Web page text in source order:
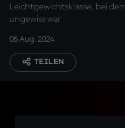
Leichtgewichtsklasse, bei
ungewiss war
05 Aug. 2024
TEILEN